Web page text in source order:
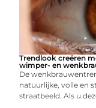
Trendlook creëren
wimper- en
De
natuurlijke, volle en
straatbeeld. Als u